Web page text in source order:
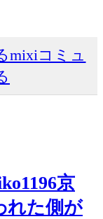
mixiコミュ
京
れた側が